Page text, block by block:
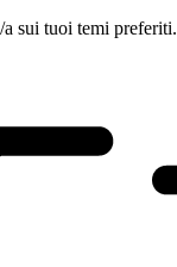
sui tuoi temi preferiti.